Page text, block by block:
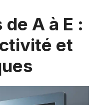
A à E :
et